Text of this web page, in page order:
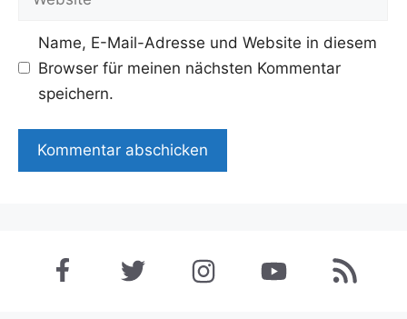
Name, E-Mail-Adresse und Website in diesem
Browser für meinen nächsten Kommentar
speichern.